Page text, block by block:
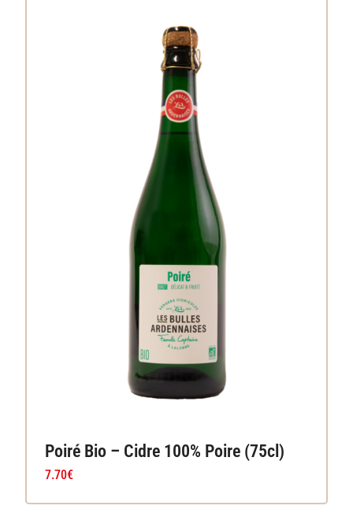
Poiré Bio – Cidre 100% Poire (75cl)
7.70€